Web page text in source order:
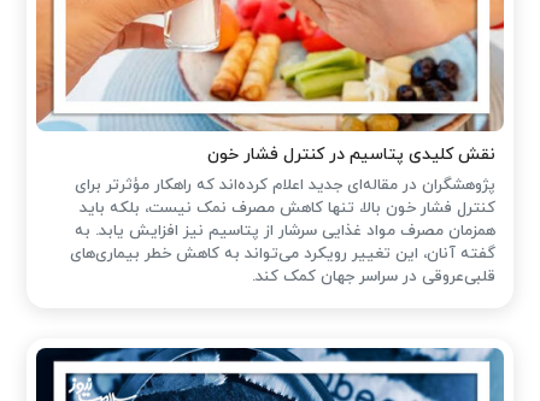
نقش کلیدی پتاسیم در کنترل فشار خون
پژوهشگران در مقاله‌ای جدید اعلام کرده‌اند که راهکار مؤثرتر برای
کنترل فشار خون بالا، تنها کاهش مصرف نمک نیست، بلکه باید
همزمان مصرف مواد غذایی سرشار از پتاسیم نیز افزایش یابد. به
گفته آنان، این تغییر رویکرد می‌تواند به کاهش خطر بیماری‌های
قلبی‌عروقی در سراسر جهان کمک کند.